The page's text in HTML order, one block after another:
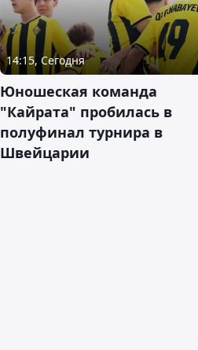
14:15, Сегодня
Юношеская команда
"Кайрата" пробилась в
полуфинал турнира в
Швейцарии